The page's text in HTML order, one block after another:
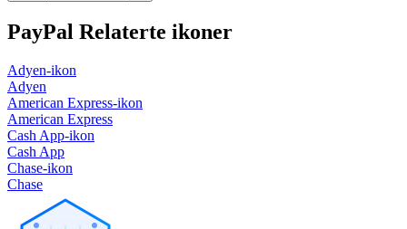
PayPal Relaterte ikoner
Adyen-ikon
Adyen
American Express-ikon
American Express
Cash App-ikon
Cash App
Chase-ikon
Chase